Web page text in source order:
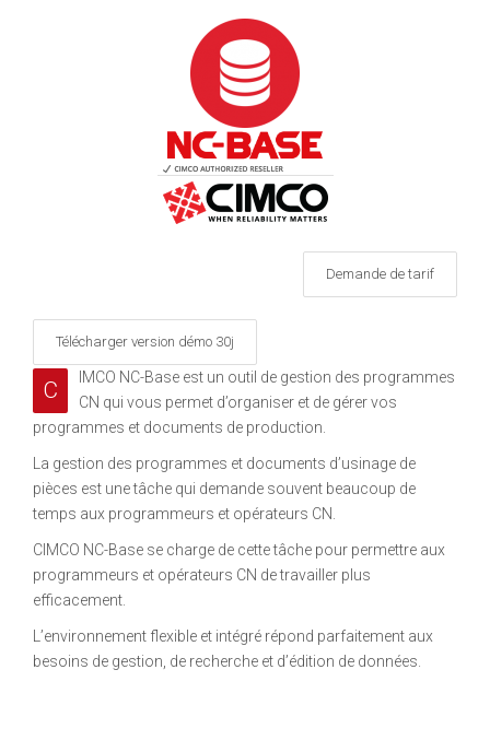
Demande de tarif
Télécharger version démo 30j
C
IMCO NC-Base est un outil de gestion des programmes
CN qui vous permet d’organiser et de gérer vos
programmes et documents de production.
La gestion des programmes et documents d’usinage de
pièces est une tâche qui demande souvent beaucoup de
temps aux programmeurs et opérateurs CN.
CIMCO NC-Base se charge de cette tâche pour permettre aux
programmeurs et opérateurs CN de travailler plus
efficacement.
L’environnement flexible et intégré répond parfaitement aux
besoins de gestion, de recherche et d’édition de données.